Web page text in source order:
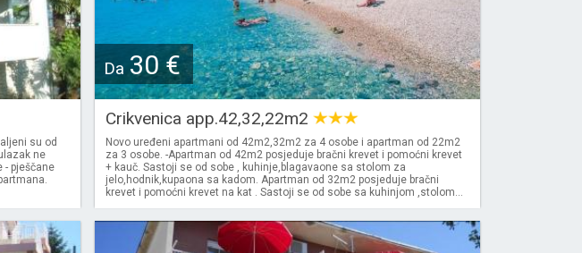
su od
ne
- pješčane
Da 30 €
Crikvenica app.42,32,22m2
Novo uređeni apartmani od 42m2,32m2 za 4 osobe i apartman od 22m2
za 3 osobe. -Apartman od 42m2 posjeduje bračni krevet i pomoćni krevet
+ kauč. Sastoji se od sobe , kuhinje,blagavaone sa stolom za
jelo,hodnik,kupaona sa kadom. Apartman od 32m2 posjeduje bračni
krevet i pomoćni krevet na kat . Sastoji se od sobe sa kuhinjom ,stolom...